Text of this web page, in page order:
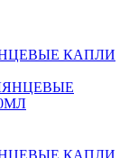
КАПЛИ